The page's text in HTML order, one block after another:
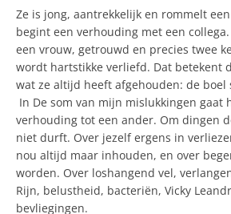
Ze is jong, aantrekkelijk en rommelt
begint een verhouding met een
een vrouw, getrouwd en precies twee
wordt hartstikke verliefd. Dat betekent
wat ze altijd heeft afgehouden: de boel
In De som van mijn mislukkingen gaat
verhouding tot een ander. Om dingen
niet durft. Over jezelf ergens in
nou altijd maar inhouden, en over
worden. Over loshangend vel,
Rijn, belustheid, bacteriën, Vicky
bevliegingen.